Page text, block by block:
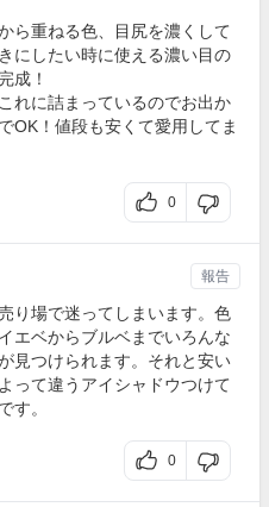
ら重ねる色、目尻を濃くして
にしたい時に使える濃い目の
成！
れに詰まっているのでお出か
OK！値段も安くて愛用してま
0
り場で迷ってしまいます。色
エベからブルベまでいろんな
見つけられます。それと安い
って違うアイシャドウつけて
す。
0
報告